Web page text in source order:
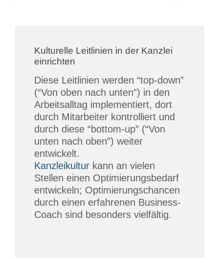
Kulturelle Leitlinien in der Kanzlei
einrichten
Diese Leitlinien werden “top-down”
(“Von oben nach unten”) in den
Arbeitsalltag implementiert, dort
durch Mitarbeiter kontrolliert und
durch diese “bottom-up” (“Von
unten nach oben”) weiter
entwickelt.
Kanzleikultur kann an vielen
Stellen einen Optimierungsbedarf
entwickeln; Optimierungschancen
durch einen erfahrenen Business-
Coach sind besonders vielfältig.